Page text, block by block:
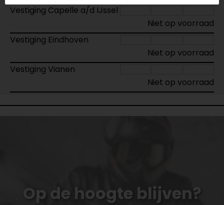
Vestiging Capelle a/d IJssel
Niet op voorraad
Vestiging Eindhoven
Niet op voorraad
Vestiging Vianen
Niet op voorraad
Op de hoogte blijven?